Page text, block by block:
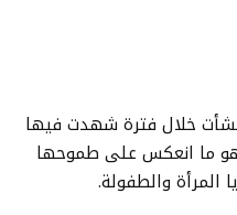
الدكتورة هلا 48 عاماً. نشأت خلال فترة شهدت فيها
ما انعكس على طموحها
والطفولة.